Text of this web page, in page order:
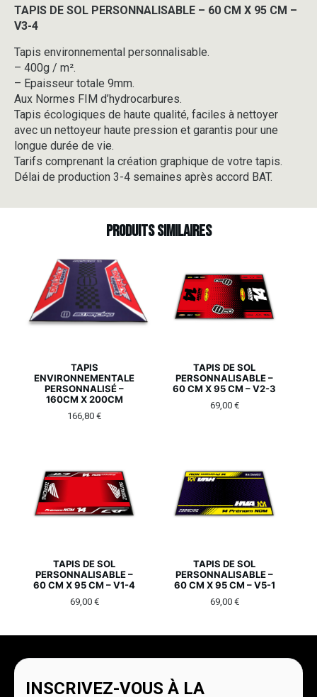
X
95
-
V3-
4
TAPIS DE SOL PERSONNALISABLE – 60 CM X 95 CM –
V3-4
Tapis environnemental personnalisable.
– 400g / m².
– Epaisseur totale 9mm.
Aux Normes FIM d’hydrocarbures.
Tapis écologiques de haute qualité, faciles à nettoyer
avec un nettoyeur haute pression et garantis pour une
longue durée de vie.
Tarifs comprenant la création graphique de votre tapis.
Délai de production 3-4 semaines après accord BAT.
Produits similaires
TAPIS
ENVIRONNEMENTALE
PERSONNALISÉ –
160CM X 200CM
166,80 €
TAPIS DE SOL
PERSONNALISABLE –
60 CM X 95 CM – V2-3
69,00 €
TAPIS DE SOL
PERSONNALISABLE –
60 CM X 95 CM – V1-4
69,00 €
TAPIS DE SOL
PERSONNALISABLE –
60 CM X 95 CM – V5-1
69,00 €
INSCRIVEZ-VOUS À LA